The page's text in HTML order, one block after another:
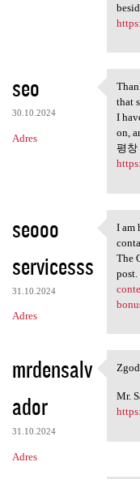
seo
30.10.2024
Adres
that
I
on,
평창
seooo
servicesss
31.10.2024
Adres
I am
I am
The
post.
mrdensalv
ador
31.10.2024
Adres
Mr.